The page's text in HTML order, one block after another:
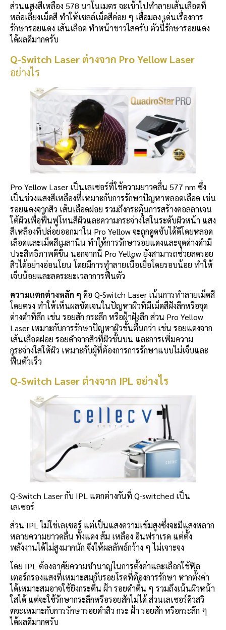
ส่วนแสงสีเหลือง 578 นาโนเมตร จะเข้าไปทำลายเส้นเลือดที่
หล่อเลี้ยงเม็ดสี ทำให้เซลล์เม็ดสีค่อย ๆ เสื่อมลง เด่นเรื่องการ
รักษารอยแดง เส้นเลือด ทำหน้าขาวใสครับ ตัวนี้รักษารอยแดง
ได้ผลดีมากครับ
Q-Switch Laser ต่างจาก Pro Yellow Laser
อย่างไร
Pro Yellow Laser เป็นเลเซอร์ที่ใช้ความยาวคลื่น 577 nm ซึ่ง
เป็นช่วงแสงสีเหลืองที่เหมาะกับการรักษาปัญหาหลอดเลือด เช่น
รอยแดงจากสิว เส้นเลือดฝอย รวมถึงกระตุ้นการสร้างคอลลาเจน
ใต้ผิวเพื่อฟื้นฟูโทนสีผิวและความกระจ่างใสในระดับผิวหน้า แสง
สีเหลืองที่ปล่อยออกมาใน Pro Yellow จะถูกดูดซับได้ดีโดยหลอด
เลือดและเม็ดสีเมลานิน ทำให้การรักษารอยแดงและจุดด่างดำมี
ประสิทธิภาพดีขึ้น นอกจากนี้ Pro Yellow ยังสามารถช่วยลดรอย
สิวได้อย่างอ่อนโยน โดยมีการทำลายเนื้อเยื่อโดยรอบน้อย ทำให้
เจ็บน้อยและลดระยะเวลาการฟื้นตัว
ความแตกต่างหลัก ๆ คือ Q-Switch Laser เน้นการทำลายเม็ดสี
โดยตรง ทำให้เห็นผลชัดเจนในปัญหาผิวที่มีเม็ดสีฝังลึกหรือจุด
ด่างดำที่ลึก เช่น รอยสัก กระลึก หรือฝ้าฝังลึก ส่วน Pro Yellow
Laser เหมาะกับการรักษาปัญหาผิวชั้นตื้นกว่า เช่น รอยแดงจาก
เส้นเลือดฝอย รอยดำจากสิวที่ผิวชั้นบน และการเพิ่มความ
กระจ่างใสให้ผิว เหมาะกับผู้ที่ต้องการการรักษาแบบไม่เจ็บและ
ฟื้นตัวเร็ว
Q-Switch Laser ต่างจาก IPL อย่างไร
Q-Switch Laser กับ IPL แตกต่างกันที่ Q-switched เป็น
เลเซอร์
ส่วน IPL ไม่ใช่เลเซอร์ แต่เป็นแสงความเข้มสูงซึ่งจะมีแสงหลาก
หลายความยาวคลื่น ทั้งแดง ส้ม เหลือง อินฟราเรด แต่ตั้ง
พลังงานได้ไม่สูงมากนัก จึงให้ผลลัพธ์กว้าง ๆ ไม่เจาะจง
โดย IPL ต้องอาศัยความชำนาญในการตั้งค่าและเลือกใช้ฟิล
เตอร์กรองแสงที่เหมาะสมกับรอยโรคที่ต้องการรักษา หากตั้งค่า
ได้เหมาะสมอาจใช้ยิงกระตื้น ฝ้า รอยดำตื้น ๆ รวมถึงเน้นผิวหน้า
ใสได้ แต่จะใช้รักษากระลึกหรือรอยสักไม่ได้ ส่วนเลเซอร์คิวสวิ
ตจะเหมาะกับการรักษารอยดำสิว กระ ฝ้า รอยสัก หรือกระลึก ๆ
ได้ผลดีมากครับ